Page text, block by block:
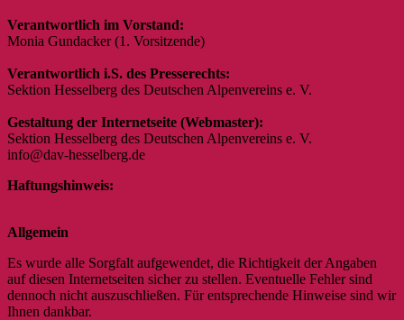
Verantwortlich im Vorstand:
Monia Gundacker (1. Vorsitzende)
Verantwortlich i.S. des Presserechts:
Sektion Hesselberg des Deutschen Alpenvereins e. V.
Gestaltung der Internetseite (Webmaster):
Sektion Hesselberg des Deutschen Alpenvereins e. V.
info@dav-hesselberg.de
Haftungshinweis:
Allgemein
Es wurde alle Sorgfalt aufgewendet, die Richtigkeit der Angaben
auf diesen Internetseiten sicher zu stellen. Eventuelle Fehler sind
dennoch nicht auszuschließen. Für entsprechende Hinweise sind wir
Ihnen dankbar.